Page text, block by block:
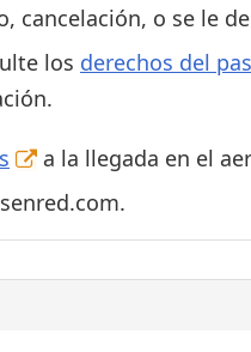
cancelación, o se le
los derechos del
a la llegada en el